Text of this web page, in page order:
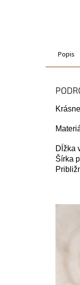
Popis
Dĺžka
Šírka